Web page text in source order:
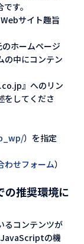
す。
サイト趣旨
のホームページ
の中にコンテン
』へのリン
をしてくださ
）を指定
わせフォーム）
の推奨環境に
るコンテンツが
JavaScriptの機